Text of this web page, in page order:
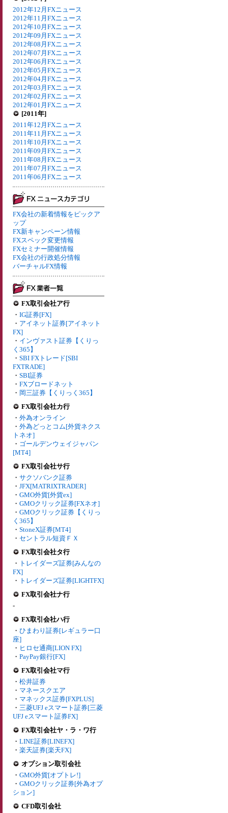
2012年12月FXニュース
2012年11月FXニュース
2012年10月FXニュース
2012年09月FXニュース
2012年08月FXニュース
2012年07月FXニュース
2012年06月FXニュース
2012年05月FXニュース
2012年04月FXニュース
2012年03月FXニュース
2012年02月FXニュース
2012年01月FXニュース
[2011年]
2011年12月FXニュース
2011年11月FXニュース
2011年10月FXニュース
2011年09月FXニュース
2011年08月FXニュース
2011年07月FXニュース
2011年06月FXニュース
FX会社の新着情報をピックア
ップ
FX新キャンペーン情報
FXスペック変更情報
FXセミナー開催情報
FX会社の行政処分情報
バーチャルFX情報
FX取引会社ア行
・ IG証券[FX]
・ アイネット証券[アイネット
FX]
・ インヴァスト証券【くりっ
く365】
・ SBI FXトレード[SBI
FXTRADE]
・ SBI証券
・ FXブロードネット
・ 岡三証券【くりっく365】
FX取引会社カ行
・ 外為オンライン
・ 外為どっとコム[外貨ネクス
トネオ]
・ ゴールデンウェイジャパン
[MT4]
FX取引会社サ行
・ サクソバンク証券
・ JFX[MATRIXTRADER]
・ GMO外貨[外貨ex]
・ GMOクリック証券[FXネオ]
・ GMOクリック証券【くりっ
く365】
・ StoneX証券[MT4]
・ セントラル短資ＦＸ
FX取引会社タ行
・ トレイダーズ証券[みんなの
FX]
・ トレイダーズ証券[LIGHTFX]
FX取引会社ナ行
-
FX取引会社ハ行
・ ひまわり証券[レギュラー口
座]
・ ヒロセ通商[LION FX]
・ PayPay銀行[FX]
FX取引会社マ行
・ 松井証券
・ マネースクエア
・ マネックス証券[FXPLUS]
・ 三菱UFJ eスマート証券[三菱
UFJ eスマート証券FX]
FX取引会社ヤ・ラ・ワ行
・ LINE証券[LINEFX]
・ 楽天証券[楽天FX]
オプション取引会社
・ GMO外貨[オプトレ!]
・ GMOクリック証券[外為オプ
ション]
CFD取引会社